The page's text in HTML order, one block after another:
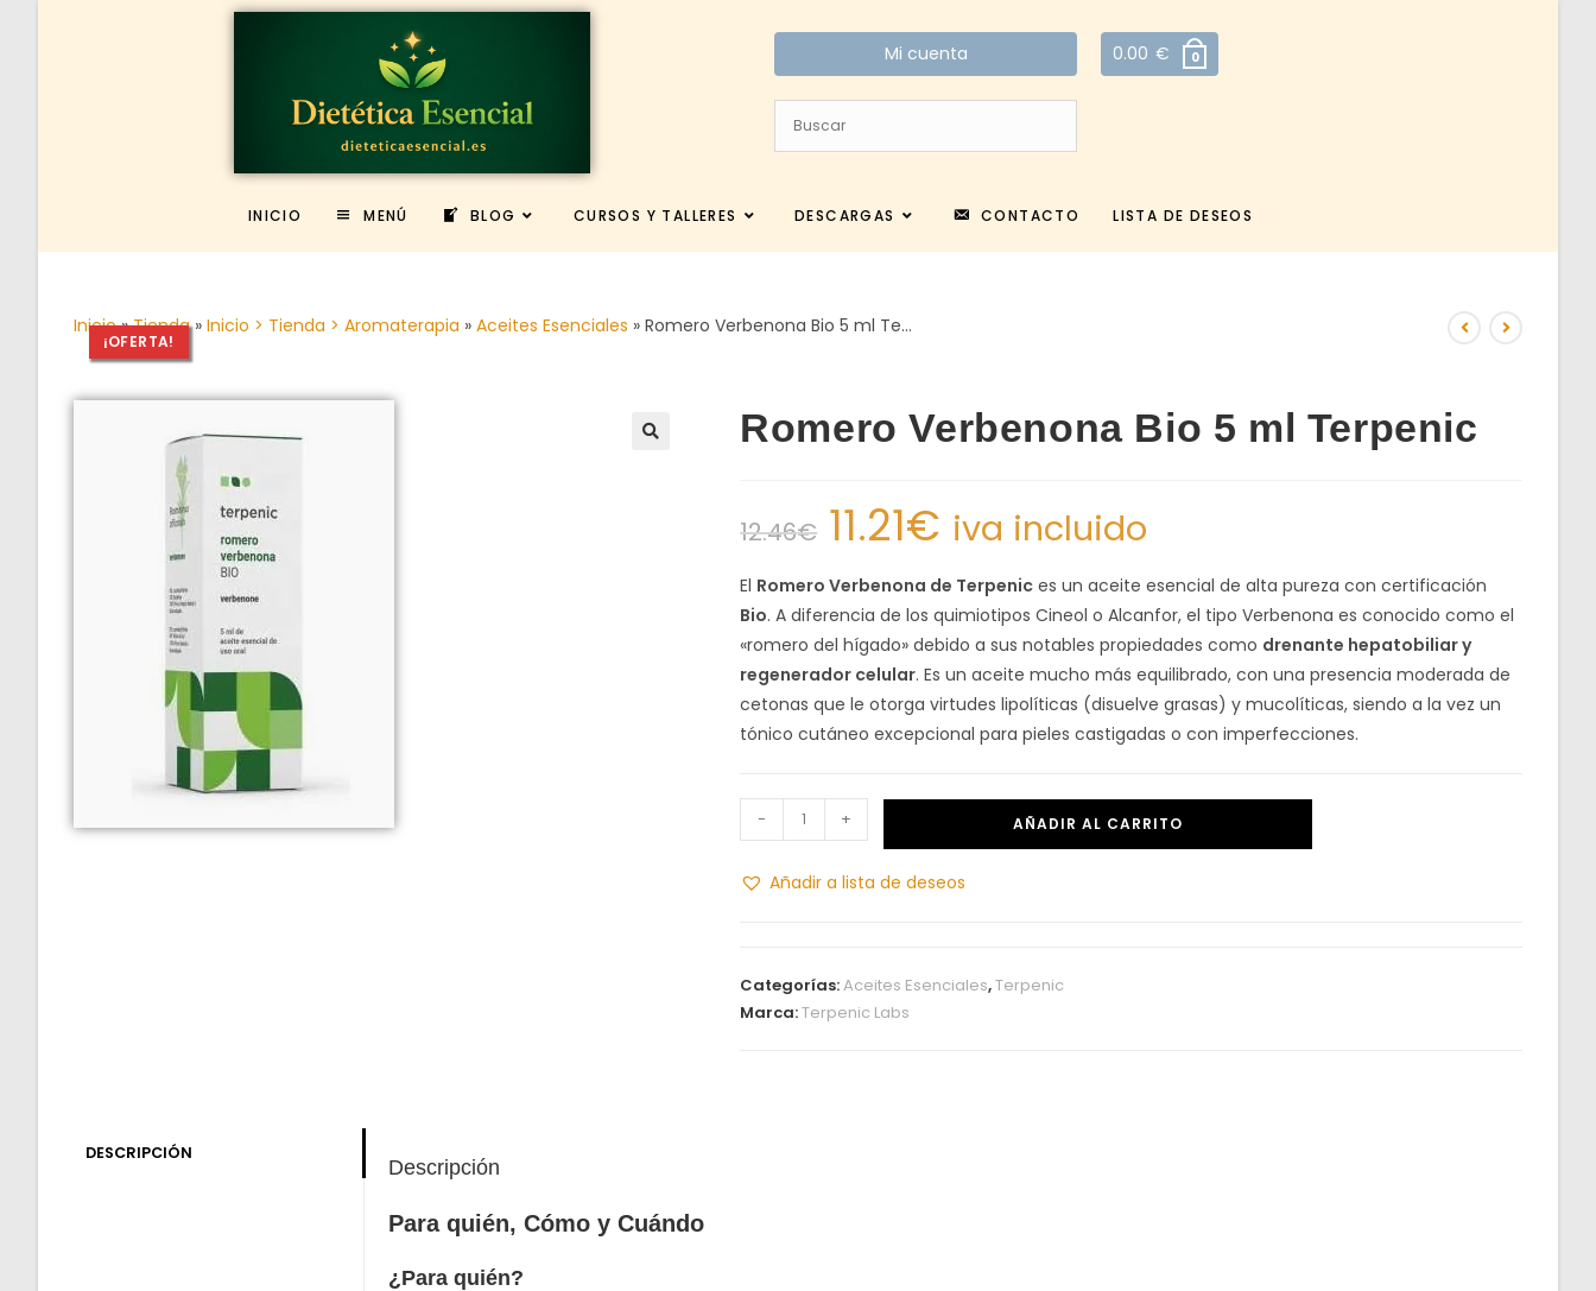
Mi cuenta 0.00 € 0
INICIO MENÚ BLOG CURSOS Y TALLERES DESCARGAS CONTACTO LISTA DE DESEOS
Inicio»Tienda» Inicio > Tienda > Aromaterapia » Aceites Esenciales » Romero Verbenona Bio 5 ml Te…
¡OFERTA!
Romero Verbenona Bio 5 ml Terpenic
12.46€ 11.21€ iva incluido
El Romero Verbenona de Terpenic es un aceite esencial de alta pureza con certificación
Bio. A diferencia de los quimiotipos Cineol o Alcanfor, el tipo Verbenona es conocido como el
«romero del hígado» debido a sus notables propiedades como drenante hepatobiliar y
regenerador celular. Es un aceite mucho más equilibrado, con una presencia moderada de
cetonas que le otorga virtudes lipolíticas (disuelve grasas) y mucolíticas, siendo a la vez un
tónico cutáneo excepcional para pieles castigadas o con imperfecciones.
- + AÑADIR AL CARRITO
Añadir a lista de deseos
Categorías:Aceites Esenciales,Terpenic
Marca:Terpenic Labs
DESCRIPCIÓN
Descripción
Para quién, Cómo y Cuándo
¿Para quién?